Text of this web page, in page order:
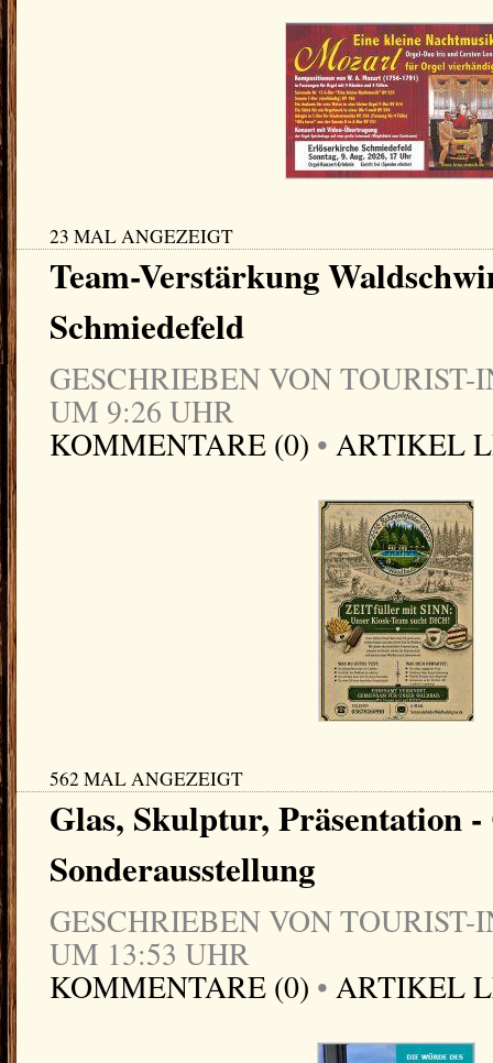
23 MAL ANGEZEIGT
Team-Verstärkung
Schmiedefeld
GESCHRIEBEN VON TOURIST-
UM 9:26 UHR
KOMMENTARE (0) • ARTIKEL
562 MAL ANGEZEIGT
Glas, Skulptur, Präsentation
Sonderausstellung
GESCHRIEBEN VON TOURIST-
UM 13:53 UHR
KOMMENTARE (0) • ARTIKEL